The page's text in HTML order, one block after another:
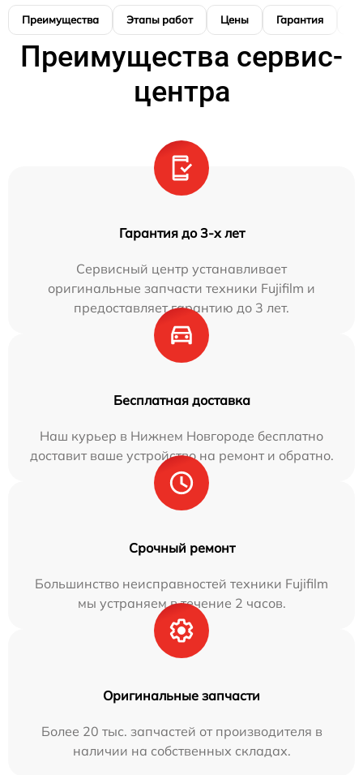
Преимущества Этапы работ Цены Гарантия
Преимущества сервис-
центра
Гарантия до 3-х лет
Сервисный центр устанавливает
оригинальные запчасти техники Fujifilm и
предоставляет гарантию до 3 лет.
Бесплатная доставка
Наш курьер в Нижнем Новгороде бесплатно
доставит ваше устройство на ремонт и обратно.
Срочный ремонт
Большинство неисправностей техники Fujifilm
мы устраняем в течение 2 часов.
Оригинальные запчасти
Более 20 тыс. запчастей от производителя в
наличии на собственных складах.